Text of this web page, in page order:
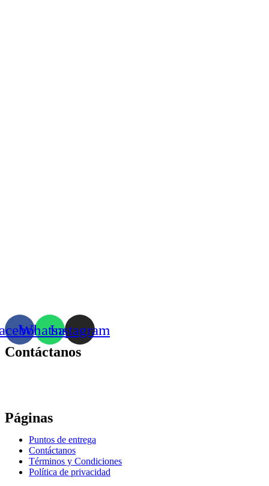
WhatsappInstagram
Contáctanos
Páginas
Puntos de entrega
Contáctanos
Términos y Condiciones
Política de privacidad